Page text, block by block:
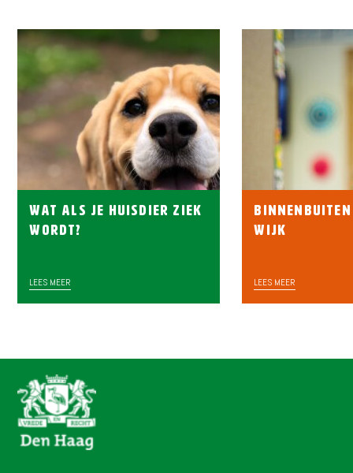
Wat als je huisdier ziek
wordt?
LEES MEER
wijk
LEES MEER